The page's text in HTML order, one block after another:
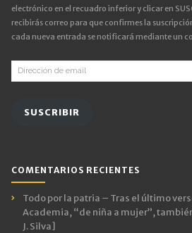
electrónico en el recuadro inferior y clicar en
recibirás correo para que confirmes la
cada nueva entrada se notificará mediante un
Dirección
de
SUSCRIBIR
COMENTARIOS RECIENTES
Todo por la patria – Tras el último
Academia, “de niña a mujer”,
J. Silva]